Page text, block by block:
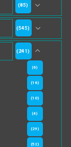
(85)
(545)
(241)
(6)
(16)
(10)
(4)
(29)
(52)